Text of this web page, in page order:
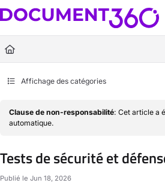
Documentation Index
Fetch the complete documentation index at:
Use this file to discover all available pages
Affichage des catégories
Clause de non-responsabilité: Cet article a
automatique.
Tests de sécurité et
Publié le Jun 18, 2026